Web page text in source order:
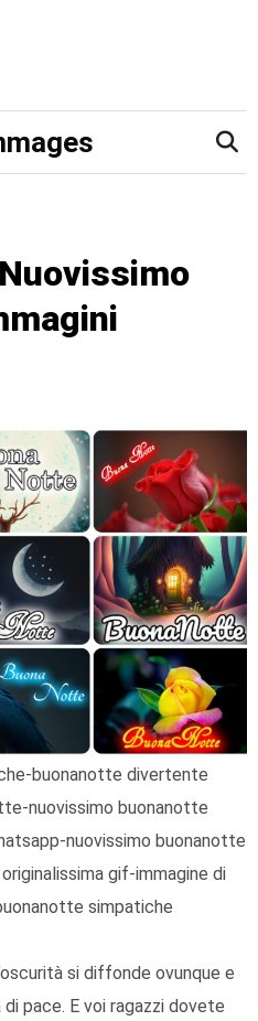
nuovissimo buonanotte
nuovissimo buonanotte
gif-immagine di
simpatiche
si diffonde ovunque e
pace. E voi ragazzi dovete